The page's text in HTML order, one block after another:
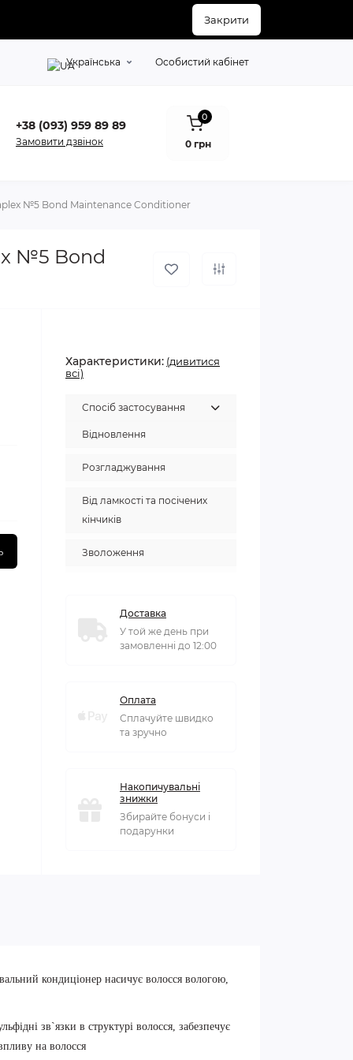
Закрити
Українська Особистий кабінет
+38 (093) 959 89 89
Замовити дзвінок
0
0 грн
№5 Bond Maintenance Conditioner
№5 Bond
Характеристики: (дивитися
всі)
Спосіб застосування
Відновлення
Розгладжування
Від ламкості та посічених
кінчиків
Зволоження
Доставка
У той же день при
замовленні до 12:00
Оплата
Сплачуйте швидко
та зручно
Накопичувальні
знижки
Збирайте бонуси і
подарунки
кондиціонер насичує волосся вологою,
зв`язки в структурі волосся, забезпечує
на волосся